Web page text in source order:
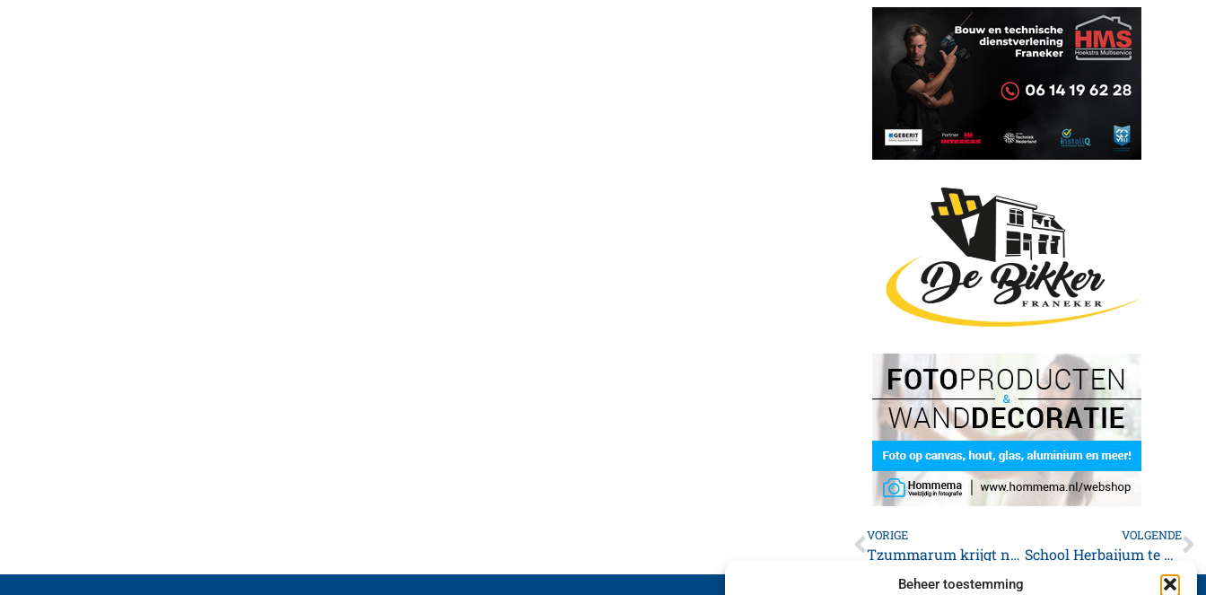
Beheer toestemming
VORIGE
Tzummarum krijgt nieuw multifunctioneel hart
VOLGENDE
School Herbaijum te weinig kinderen